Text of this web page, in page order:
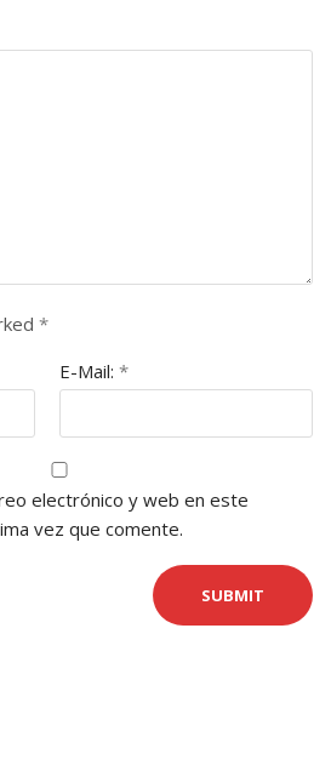
*
E-Mail: *
electrónico y web en este
vez que comente.